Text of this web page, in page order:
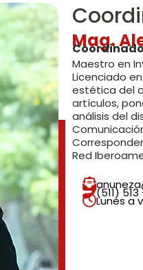
Mag.
Maestro en
Licenciado
estética del
artículos,
análisis del
Red
(511)
Lunes a